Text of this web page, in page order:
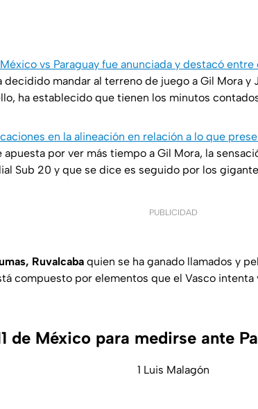
vs Paraguay fue anunciada y destacó entre
decidido mandar al terreno de juego a Gil Mora y
ha establecido que tienen los minutos
en la alineación en relación a lo que
apuesta por ver más tiempo a Gil Mora, la
Sub 20 y que se dice es seguido por los
PUBLICIDAD
Ruvalcaba quien se ha ganado llamados y
compuesto por elementos que el Vasco
de México para medirse ante
1 Luis Malagón